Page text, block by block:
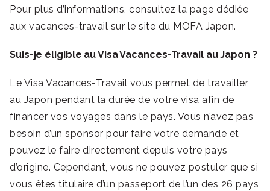
Pour plus d’informations, consultez la page dédiée
aux vacances-travail sur le site du MOFA Japon.
Suis-je éligible au Visa Vacances-Travail au Japon ?
Le Visa Vacances-Travail vous permet de travailler
au Japon pendant la durée de votre visa afin de
financer vos voyages dans le pays. Vous n’avez pas
besoin d’un sponsor pour faire votre demande et
pouvez le faire directement depuis votre pays
d’origine. Cependant, vous ne pouvez postuler que si
vous êtes titulaire d’un passeport de l’un des 26 pays